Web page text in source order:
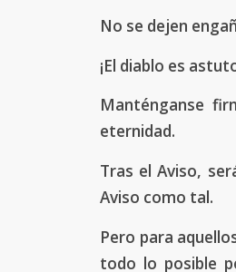
No se dejen
¡El diablo es
Manténganse
eternidad.
Tras el Aviso,
Aviso como tal.
Pero para
todo lo posible